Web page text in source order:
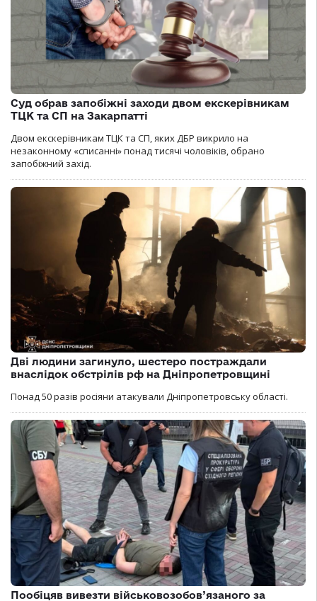
Суд обрав запобіжні заходи двом екскерівникам
ТЦК та СП на Закарпатті
Двом екскерівникам ТЦК та СП, яких ДБР викрило на
незаконному «списанні» понад тисячі чоловіків, обрано
запобіжний захід.
Дві людини загинуло, шестеро постраждали
внаслідок обстрілів рф на Дніпропетровщині
Понад 50 разів росіяни атакували Дніпропетровську області.
Пообіцяв вивезти військовозобов’язаного за